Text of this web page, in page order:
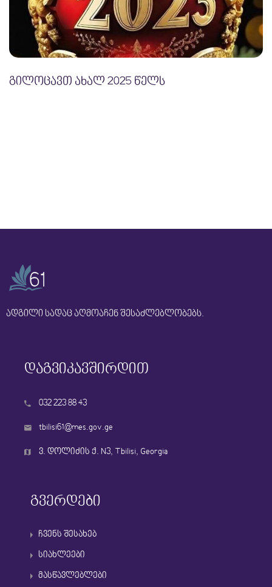
გილოცავთ ახალ 2025 წელს
ადგილი სადაც აღმოაჩენ შესაძლებლობებს.
დაგვიკავშირდით
032 223 88 43
tbilisi61@mes.gov.ge
ვ. დოლიძის ქ. N3, Tbilisi, Georgia
გვერდები
ჩვენს შესახებ
სიახლეები
მასწავლებლები